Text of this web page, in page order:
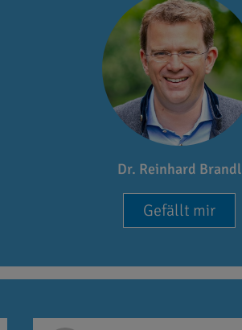
Dr. Reinhard Brandl
Gefällt mir